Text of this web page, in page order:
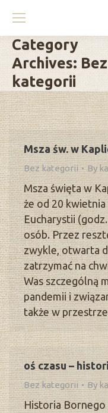
Category
Archives: Bez
kategorii
Msza św. w
Bez kategorii By
Msza święta w
że od 20
Eucharystii
osób. Przez
zwykle, otwarta
zatrzymać na
Was szczególną
pandemii i
także w
oś czasu –
Bez kategorii By
Historia Bornego